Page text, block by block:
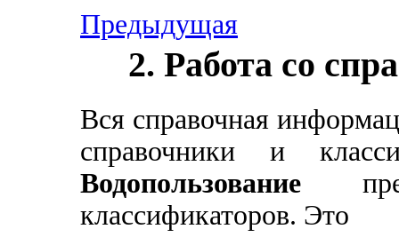
Предыдущая
2. Работа со
Вся справочная
справочники и
Водопользование
классификаторов. Это